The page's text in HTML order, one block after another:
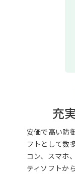
充
安価で高い防
フトとして数
コン、スマホ
ティソフトか